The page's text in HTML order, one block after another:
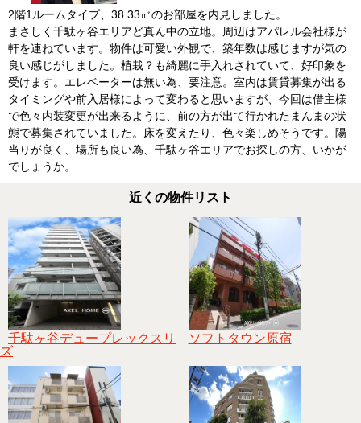
2階1ルームタイプ、38.33㎡のお部屋を内見しました。
まさしく千駄ヶ谷エリアど真ん中の立地。周辺はアパレル会社様が
軒を連ねています。物件は可愛い外観で、築年数は感じますが気の
良い感じがしました。植栽？も綺麗に手入れされていて、好印象を
受けます。エレベーターは無い為、要注意。室内は賃貸募集が出る
タイミングや前入居様によって変わると思いますが、今回は借主様
で色々内装変更が出来るように、前の方が出て行かれたまんまの状
態で募集されていました。床を変えたり、色々楽しめそうです。陽
当りが良く、場所も良い為、千駄ヶ谷エリアでお探しの方、いかが
でしょうか。
近くの物件リスト
千駄ヶ谷デュープレックスリ
ズ
ソフトタウン原宿